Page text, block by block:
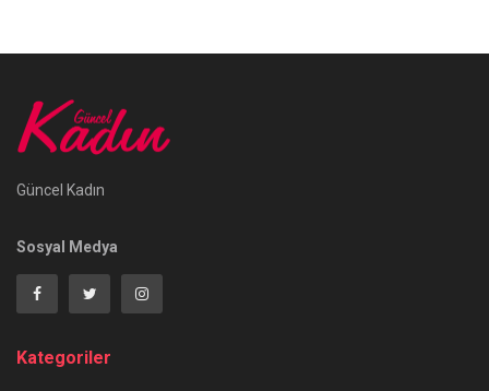
Güncel Kadın
Sosyal Medya
Kategoriler